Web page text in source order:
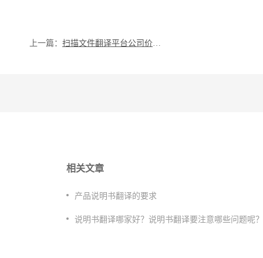
上一篇： ​扫描文件翻译平台公司价格怎么样？语种不同费用不同
相关文章
​产品说明书翻译的要求
​说明书翻译哪家好？说明书翻译要注意哪些问题呢？